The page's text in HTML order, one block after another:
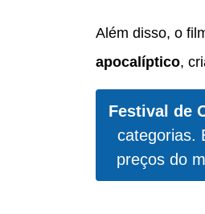
Além disso, o
apocalíptico,
Festival de
categorias.
preços do